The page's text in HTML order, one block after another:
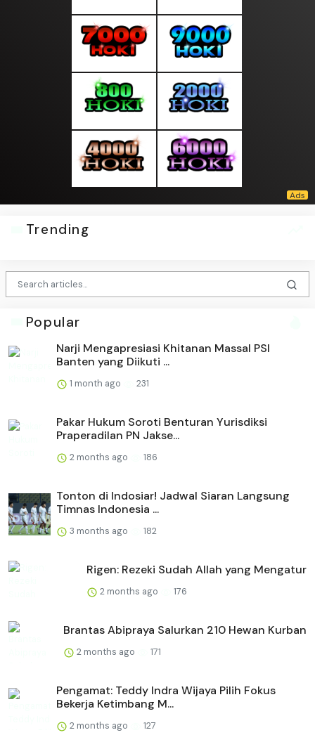
Trending
Popular
Narji Mengapresiasi Khitanan Massal PSI
Banten yang Diikuti ...
1 month ago 231
Pakar Hukum Soroti Benturan Yurisdiksi
Praperadilan PN Jakse...
2 months ago 186
Tonton di Indosiar! Jadwal Siaran Langsung
Timnas Indonesia ...
3 months ago 182
Rigen: Rezeki Sudah Allah yang Mengatur
2 months ago 176
Brantas Abipraya Salurkan 210 Hewan Kurban
2 months ago 171
Pengamat: Teddy Indra Wijaya Pilih Fokus
Bekerja Ketimbang M...
2 months ago 127